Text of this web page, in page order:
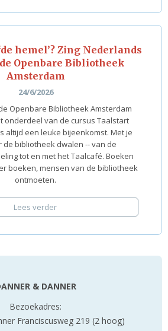
hemel’? Zing Nederlands
Openbare Bibliotheek
Amsterdam
24/6/2026
Openbare Bibliotheek Amsterdam
onderdeel van de cursus Taalstart
altijd een leuke bijeenkomst. Met je
de bibliotheek dwalen -- van de
tot en met het Taalcafé. Boeken
boeken, mensen van de bibliotheek
ontmoeten.
Lees verder
& DANNER
Bezoekadres:
Franciscusweg 219 (2 hoog)